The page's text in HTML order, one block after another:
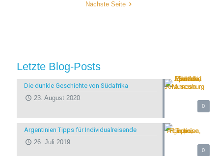
Nächste Seite
Letzte Blog-Posts
0
Die dunkle Geschichte von Südafrika
23. August 2020
0
Argentinien Tipps für Individualreisende
26. Juli 2019